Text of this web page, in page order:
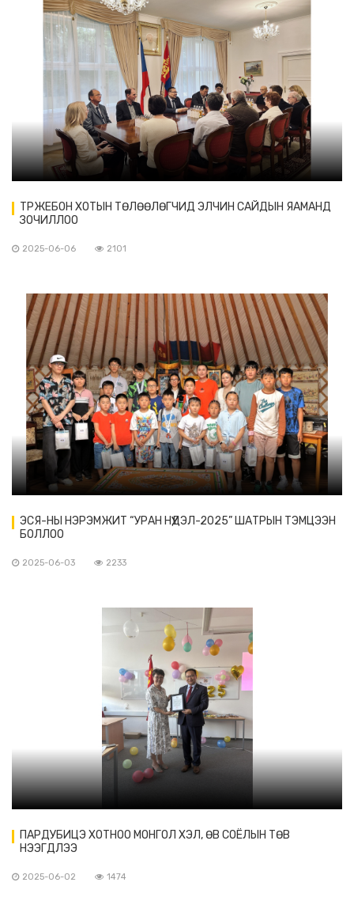
ТРЖЕБОН ХОТЫН ТӨЛӨӨЛӨГЧИД ЭЛЧИН САЙДЫН ЯАМАНД
ЗОЧИЛЛОО
2025-06-06 2101
ЭСЯ-НЫ НЭРЭМЖИТ “УРАН НҮҮДЭЛ-2025” ШАТРЫН ТЭМЦЭЭН
БОЛЛОО
2025-06-03 2233
ПАРДУБИЦЭ ХОТНОО МОНГОЛ ХЭЛ, ӨВ СОЁЛЫН ТӨВ
НЭЭГДЛЭЭ
2025-06-02 1474